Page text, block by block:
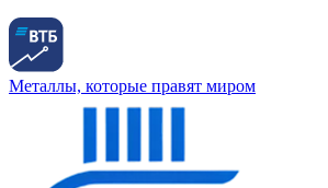
Металлы, которые правят миром